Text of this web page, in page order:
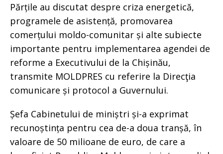
Părțile au discutat despre criza energetică,
programele de asistență, promovarea
comerțului moldo-comunitar și alte subiecte
importante pentru implementarea agendei de
reforme a Executivului de la Chișinău,
transmite MOLDPRES cu referire la Direcţia
comunicare și protocol a Guvernului.
Șefa Cabinetului de miniștri și-a exprimat
recunoștința pentru cea de-a doua tranșă, în
valoare de 50 milioane de euro, de care a